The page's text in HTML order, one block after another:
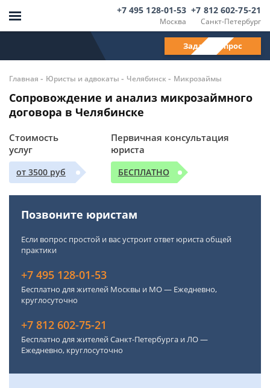
Москва
+7 495 128-01-53
Санкт-Петербург
+7 812 602-75-21
Задать вопрос
Главная - Юристы и адвокаты - Челябинск- Микрозаймы
Сопровождение и анализ микрозаймного
договора в Челябинске
Стоимость
услуг
от 3500 руб
Первичная консультация
юриста
БЕСПЛАТНО
Позвоните юристам
Если вопрос простой и вас устроит ответ юриста общей
практики
+7 495 128-01-53
Бесплатно для жителей Москвы и МО — Ежедневно,
круглосуточно
+7 812 602-75-21
Бесплатно для жителей Санкт-Петербурга и ЛО —
Ежедневно, круглосуточно